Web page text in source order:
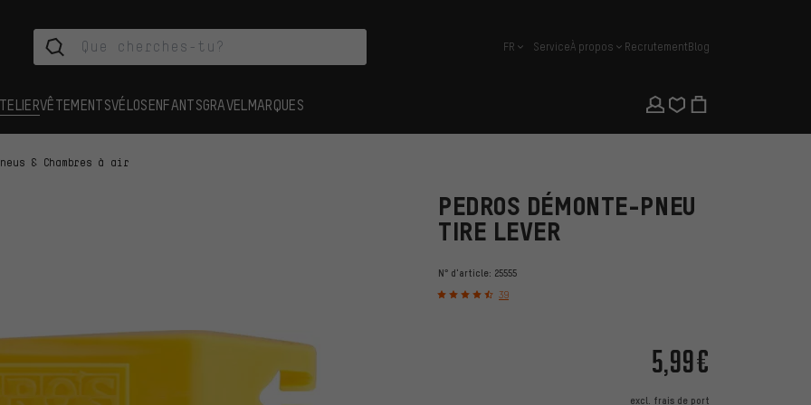
français
FR ServiceÀ propos RecrutementBlog
VÊTEMENTSVÉLOSENFANTSGRAVEL MARQUES
& Chambres à air
PEDROS DÉMONTE-PNEU
TIRE LEVER
N° d'article: 25555
39
5,99€
excl. frais de port